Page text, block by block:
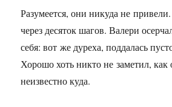
Разумеется, они никуда не
через десяток шагов. Валери
себя: вот же дуреха, поддалась
Хорошо хоть никто не заметил, как
неизвестно куда.